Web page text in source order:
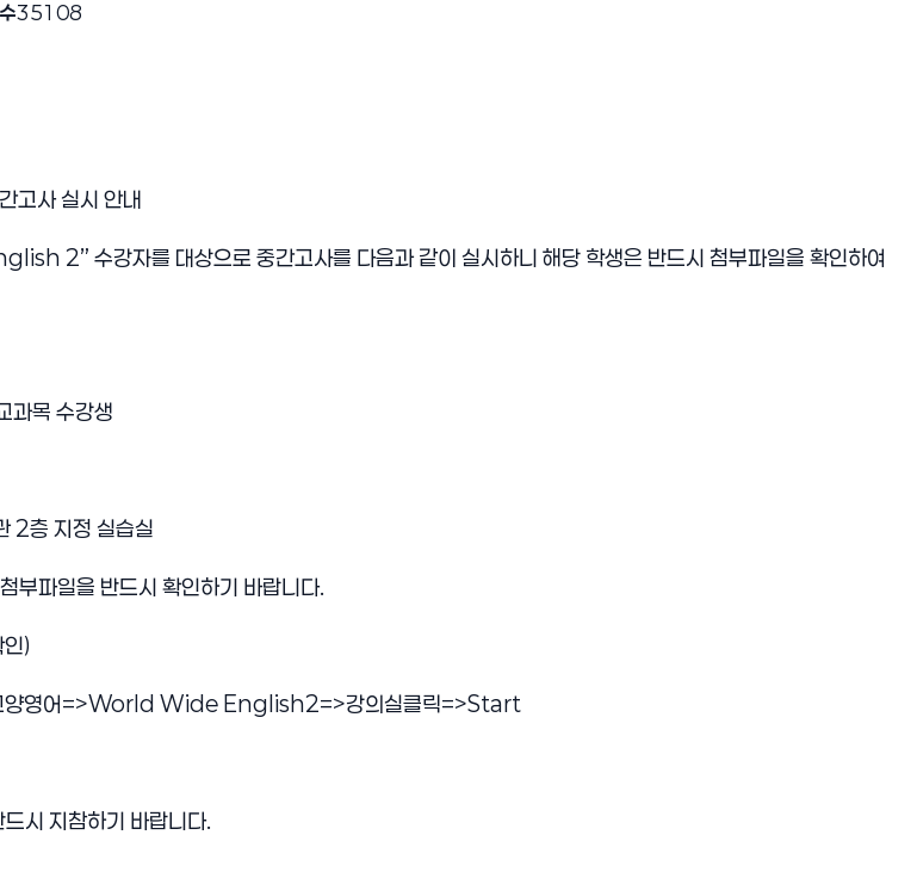
35108
사 실시 안내
2” 수강자를 대상으로 중간고사를 다음과 같이 실시하니 해당 학생은 반드시 첨부파일을 확인하여
목 수강생
층 지정 실습실
부파일을 반드시 확인하기 바랍니다.
)
영어=>World Wide English2=>강의실클릭=>Start
시 지참하기 바랍니다.